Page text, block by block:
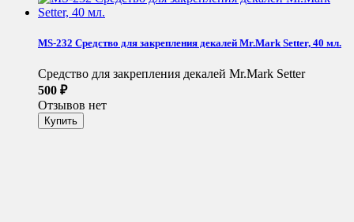
MS-232 Средство для закрепления декалей Mr.Mark Setter, 40 мл.
Средство для закрепления декалей Mr.Mark Setter
500 ₽
Отзывов нет